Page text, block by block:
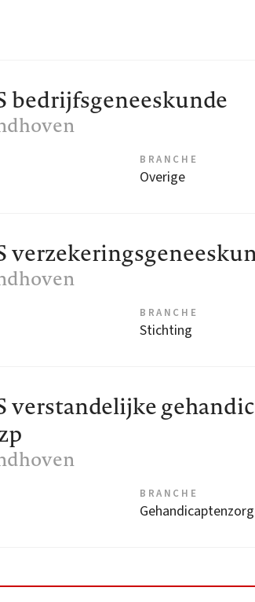
bedrijfsgeneeskunde
BRANCHE
Overige
BRANCHE
Stichting
verstandelijke
BRANCHE
Gehandicaptenzorg